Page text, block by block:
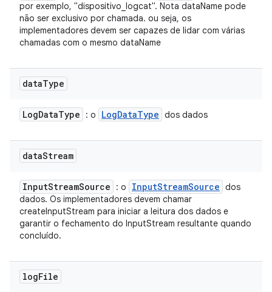
por exemplo, "dispositivo_logcat". Nota dataName pode
não ser exclusivo por chamada. ou seja, os
implementadores devem ser capazes de lidar com várias
chamadas com o mesmo dataName
dataType
LogDataType : o LogDataType dos dados
dataStream
InputStreamSource : o InputStreamSource dos
dados. Os implementadores devem chamar
createInputStream para iniciar a leitura dos dados e
garantir o fechamento do InputStream resultante quando
concluído.
logFile